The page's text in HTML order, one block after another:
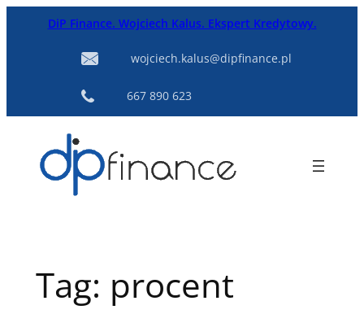
PrzejdźDiP Finance. Wojciech Kalus. Ekspert Kredytowy.
wojciech.kalus@dipfinance.pl
667 890 623
Tag: procent